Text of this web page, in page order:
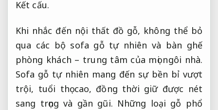
Kết cấu.
Khi nhắc đến nội thất đồ gỗ, không thể bỏ
qua các bộ sofa gỗ tự nhiên và bàn ghế
phòng khách – trung tâm của mọi ngôi nhà.
Sofa gỗ tự nhiên mang đến sự bền bỉ vượt
trội, tuổi thọ cao, đồng thời giữ được nét
sang trọng và gần gũi. Những loại gỗ phổ